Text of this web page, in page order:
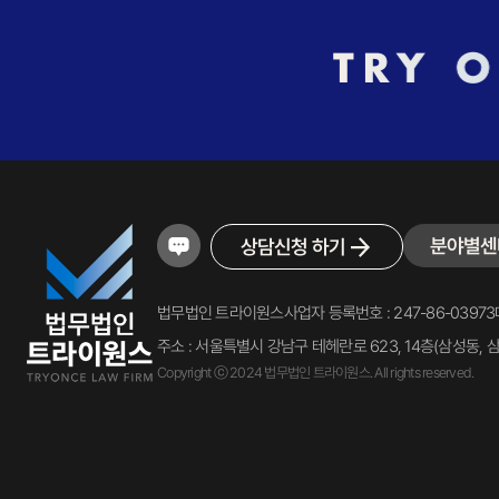
상담신청 하기 분야별
법무법인 트라이원스사업자 등록번호 : 247-86-03973
주소 : 서울특별시 강남구 테헤란로 623, 14층(삼성동,
Copyright ⓒ 2024 법무법인 트라이원스. All rights reserved.